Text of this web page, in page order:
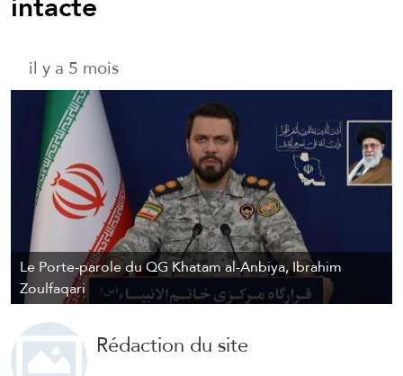
il y a 5 mois
Le Porte-parole du QG Khatam al-Anbiya, Ibrahim
Zoulfaqari
Rédaction du site